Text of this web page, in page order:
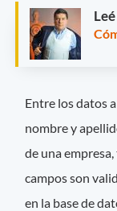
Entre los datos
nombre y
de una
campos son
en la base de